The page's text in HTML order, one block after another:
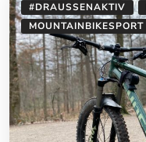
#DRAUSSENAKTIV
MOUNTAINBIKESPORT